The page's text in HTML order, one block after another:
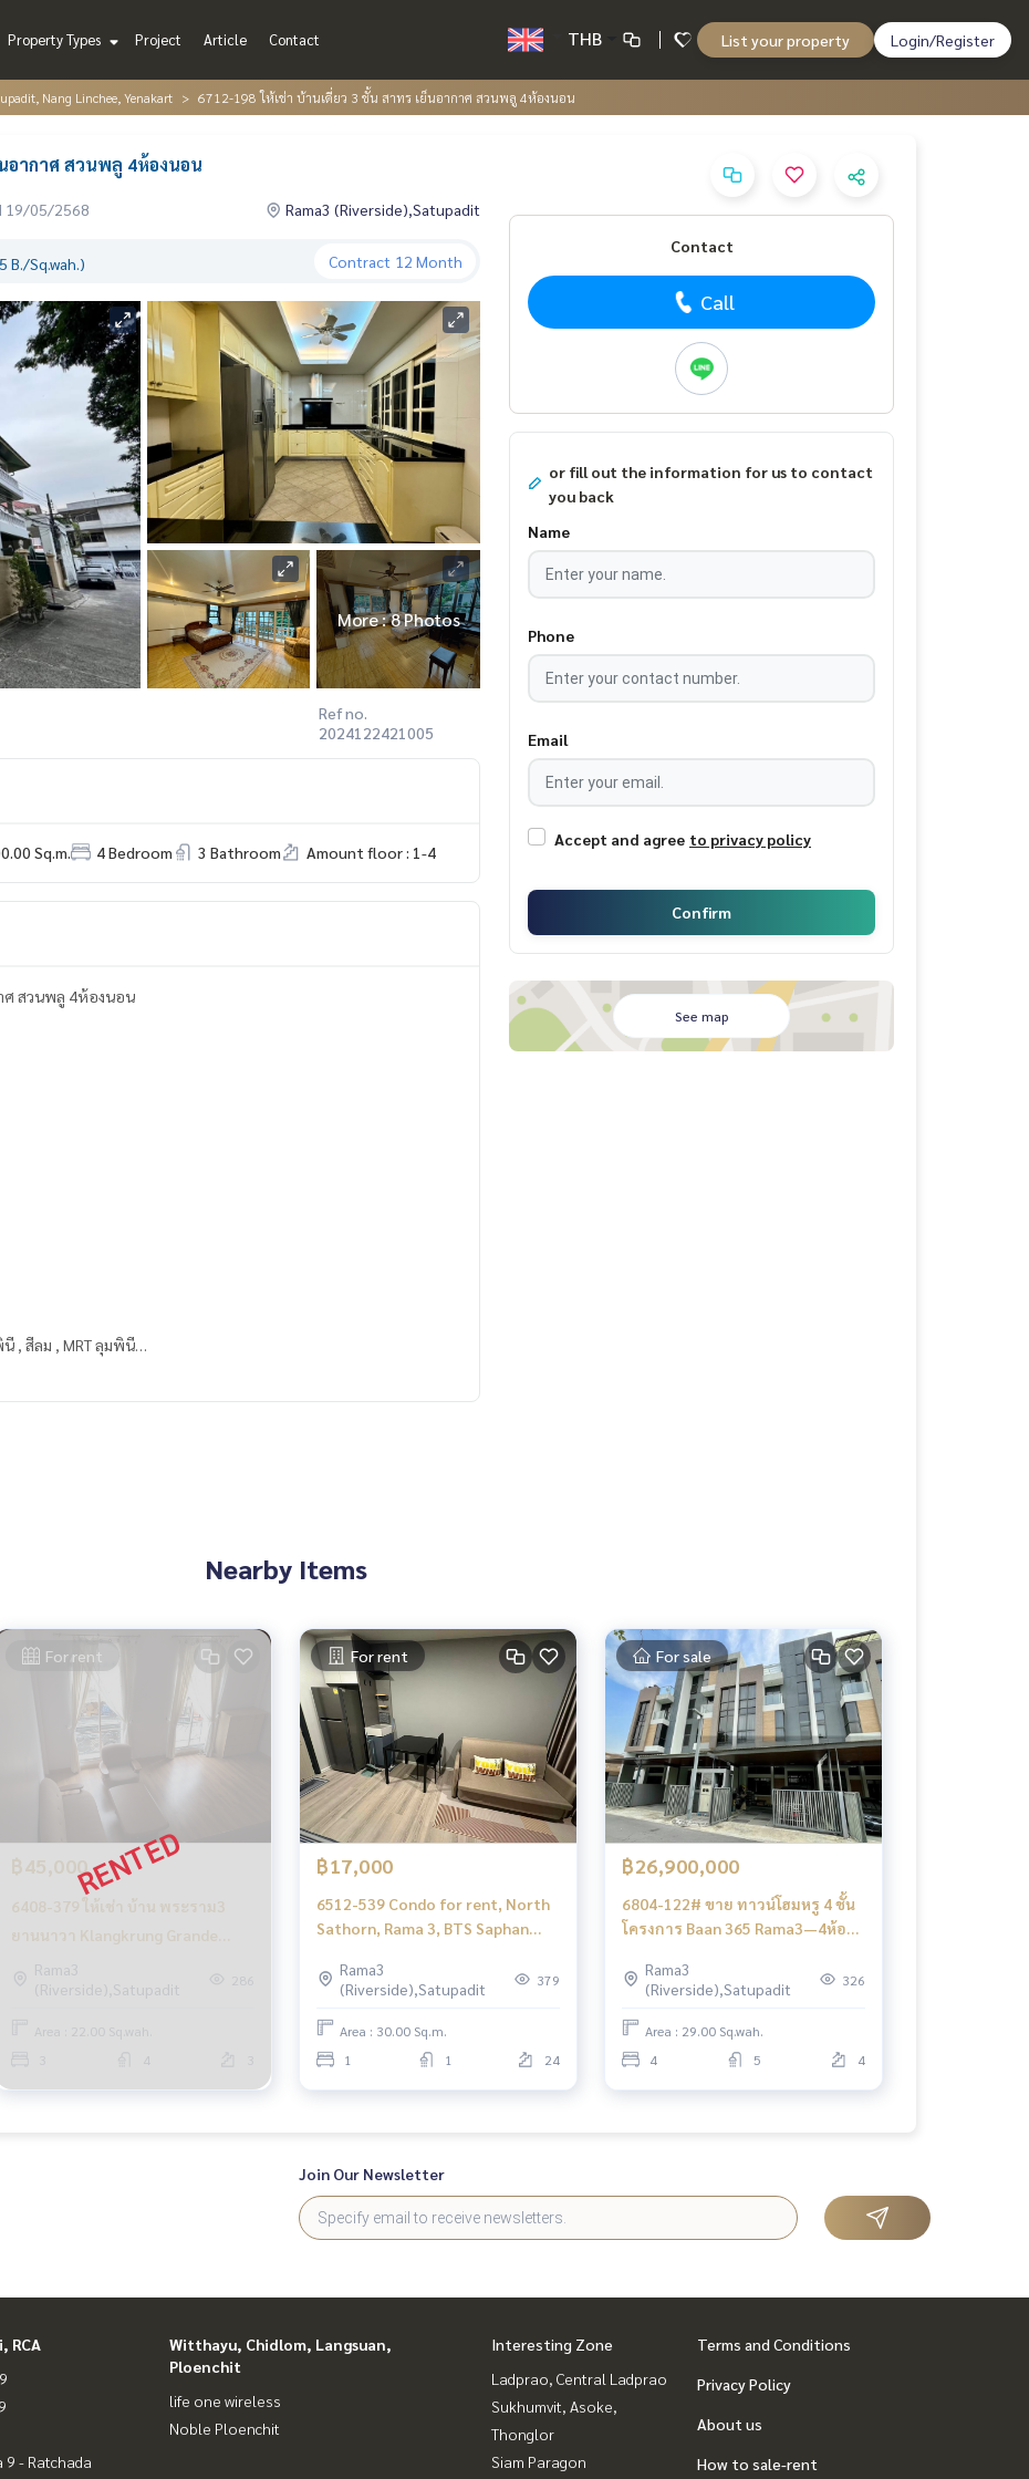
Property Types Project Article Contact THB List your property Login/Register
Nang Linchee, Yenakart 6712-198 ให้เช่า บ้านเดี่ยว 3 ชั้น สาทร เย็นอากาศ สวนพลู 4ห้องนอน
อากาศ สวนพลู 4ห้องนอน
19/05/2568 Rama3 (Riverside),Satupadit
B./Sq.wah.) Contract 12 Month
More : 8 Photos
Ref no.
2024122421005
Sq.m. 4 Bedroom 3 Bathroom Amount floor : 1-4
ศ สวนพลู 4ห้องนอน
นี , สีลม , MRT ลุมพินี
อนโด อพาร์ทเมนท์ โรงแรม รีสอร์ท กับทีมงานอสังหาฯมืออาชีพ ที่ทำงา
Contact
Call
or fill out the information for us to contact
you back
Name
Phone
Email
Accept and agree to privacy policy
Confirm
See map
Nearby Items
For rent
฿45,000
6408-379 ให้เช่า บ้าน พระราม3
ยานนาวา Klangkrung Grande
Vienna Rama 3 3ห้องนอน
Rama3
(Riverside),Satupadit
286
Area : 22.00 Sq.wah.
4
For rent
฿17,000
6512-539 Condo for rent, North
Sathorn, Rama 3, BTS Saphan
bedroom, river view.
Rama3
(Riverside),Satupadit
379
Area : 30.00 Sq.m.
1
1 24
For sale
฿26,900,000
6804-122# ขาย ทาวน์โฮมหรู 4 ชั้น
โครงการ Baan 365 Rama3—4ห้อง
Rama3
(Riverside),Satupadit
326
Area : 29.00 Sq.wah.
4
5 4
Join Our Newsletter
RCA
9 - Ratchada
Witthayu, Chidlom, Langsuan,
Ploenchit
life one wireless
Noble Ploenchit
Interesting Zone
Ladprao, Central Ladprao
Sukhumvit, Asoke,
Thonglor
Siam Paragon
Terms and Conditions
Privacy Policy
About us
How to sale-rent